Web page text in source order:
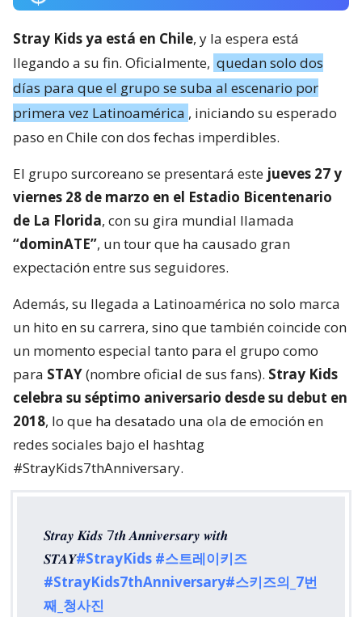
Stray Kids ya está en Chile, y la espera está
llegando a su fin. Oficialmente, quedan solo dos
días para que el grupo se suba al escenario por
primera vez Latinoamérica , iniciando su esperado
paso en Chile con dos fechas imperdibles.
El grupo surcoreano se presentará este jueves 27 y
viernes 28 de marzo en el Estadio Bicentenario
de La Florida, con su gira mundial llamada
“dominATE”, un tour que ha causado gran
expectación entre sus seguidores.
Además, su llegada a Latinoamérica no solo marca
un hito en su carrera, sino que también coincide con
un momento especial tanto para el grupo como
para STAY(nombre oficial de sus fans). Stray Kids
celebra su séptimo aniversario desde su debut en
2018, lo que ha desatado una ola de emoción en
redes sociales bajo el hashtag
#StrayKids7thAnniversary.
𝑺𝒕𝒓𝒂𝒚 𝑲𝒊𝒅𝒔 7𝒕𝒉 𝑨𝒏𝒏𝒊𝒗𝒆𝒓𝒔𝒂𝒓𝒚 𝒘𝒊𝒕𝒉
𝑺𝑻𝑨𝒀#StrayKids #스트레이키즈
#StrayKids7thAnniversary#스키즈의_7번
째_청사진